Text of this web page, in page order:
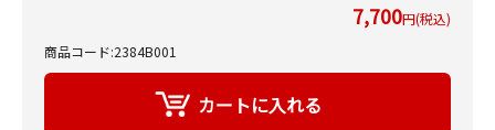
7,700円(税込)
商品コード:2384B001